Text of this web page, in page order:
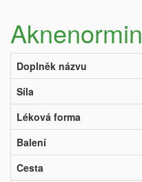
Aknenormin
Doplněk názvu
Síla
Léková forma
Balení
Cesta